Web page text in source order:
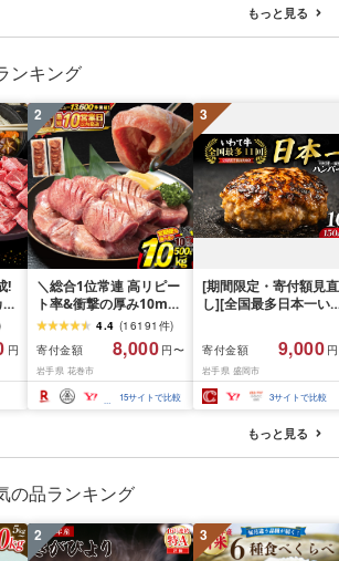
もっと見る
ンキング
!
円
2
＼総合1位常連 高リピー
ト率&衝撃の厚み10mm
厚切り牛タン 塩味/ ≪ス
ピード発送!!10営業日以
内発送≫ 選べる内容量
500g / 1kg 定期便 毎月
届く 牛肉 肉 BBQ ふるさ
と 人気 ランキング 岩手
4.4 (16191 件)
寄付金額
8,000 円〜
岩手県 花巻市
15サイトで比較
3
[期間限定・寄付額見直
し][全国最多日本一い
1.5kg(150g×10個) い
て牛 × 岩中豚 ハンバー
グ 合挽き 合い挽き 黒
和牛 人気 冷凍 個包装
分け 冷凍 牛肉 豚肉 和
ビーフ ポーク はんば
ぐ 挽肉 お肉 ミンチ 肉
お弁当 hannba-gu ラ
寄付金額 9,000
岩手県 盛岡市
3サイトで比較
もっと見る
の品ランキング
2 3